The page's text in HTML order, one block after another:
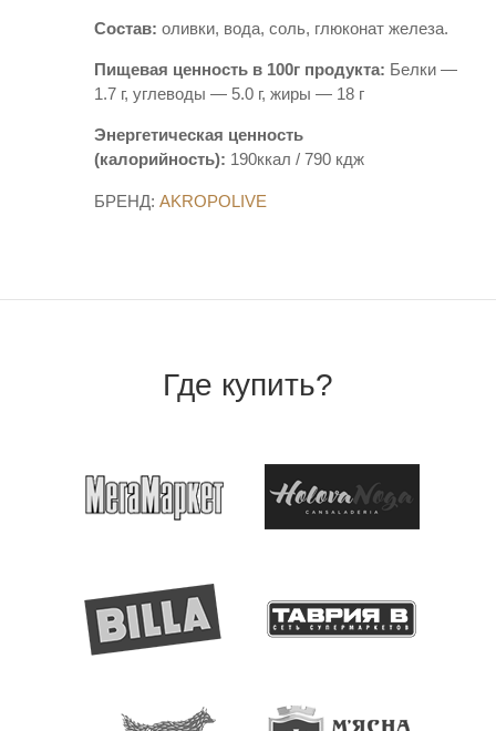
Состав: оливки, вода, соль, глюконат железа.
Пищевая ценность в 100г продукта: Белки —
1.7 г, углеводы — 5.0 г, жиры — 18 г
Энергетическая ценность
(калорийность): 190ккал / 790 кдж
БРЕНД: AKROPOLIVE
Где купить?